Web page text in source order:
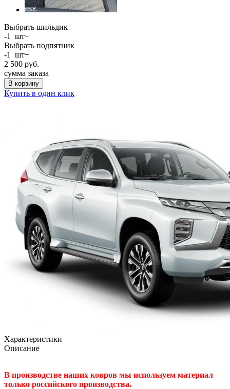
Выбрать шильдик
-1 шт+
Выбрать подпятник
-1 шт+
2 500 руб.
сумма заказа
В корзину
Купить в один клик
Характеристики
Описание
В производстве наших ковров мы используем материал
только российского производства.